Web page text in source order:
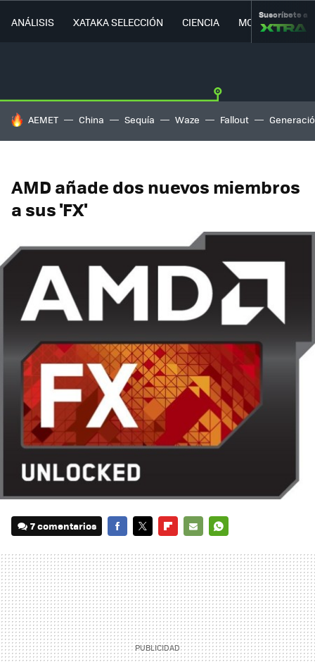
ANÁLISIS XATAKA SELECCIÓN CIENCIA MOVILIDAD
Suscríbete a
HOY SE HABLA DE
AEMET China Sequía Waze Fallout
AMD añade dos nuevos miembros
a sus 'FX'
7 comentarios
MAIL